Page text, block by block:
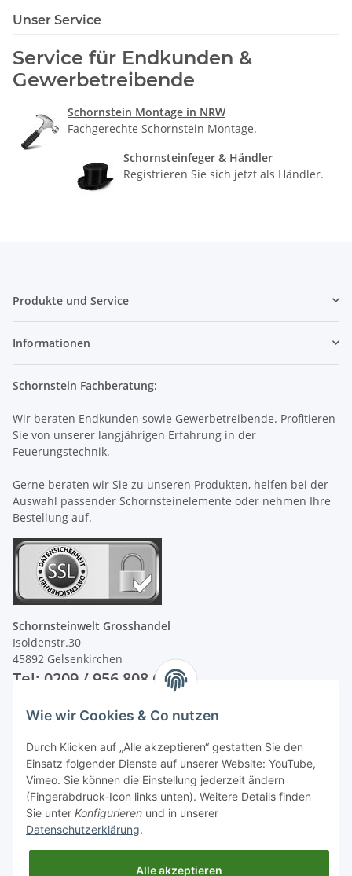
Unser Service
Service für Endkunden &
Gewerbetreibende
Schornstein Montage in NRW
Fachgerechte Schornstein Montage.
Schornsteinfeger & Händler
Registrieren Sie sich jetzt als Händler.
Produkte und Service
Informationen
Schornstein Fachberatung:
Wir beraten Endkunden sowie Gewerbetreibende. Profitieren
Sie von unserer langjährigen Erfahrung in der
Feuerungstechnik.
Gerne beraten wir Sie zu unseren Produkten, helfen bei der
Auswahl passender Schornsteinelemente oder nehmen Ihre
Bestellung auf.
Schornsteinwelt Grosshandel
Isoldenstr.30
45892 Gelsenkirchen
Tel: 0209 / 956 808 60
Unsere Zahlungsarten
Wie wir Cookies & Co nutzen
Durch Klicken auf „Alle akzeptieren“ gestatten Sie den
Einsatz folgender Dienste auf unserer Website: YouTube,
Vimeo. Sie können die Einstellung jederzeit ändern
(Fingerabdruck-Icon links unten). Weitere Details finden
Sie unter Konfigurieren und in unserer
Datenschutzerklärung.
Alle akzeptieren